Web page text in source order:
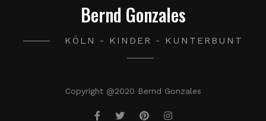
Bernd Gonzales
KÖLN - KINDER - KUNTERBUNT
Copyright @2020 Bernd Gonzales